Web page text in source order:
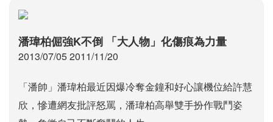
潘瑋柏倔強K不倒 「大人物」化傷痕為力量
2013/07/05 2011/11/20
「潘帥」潘瑋柏最近因爆冷奪金鐘和好心讓機位給許慧
欣，慘遭網友批評怒罵，潘瑋柏高舉雙手扮作戰鬥姿